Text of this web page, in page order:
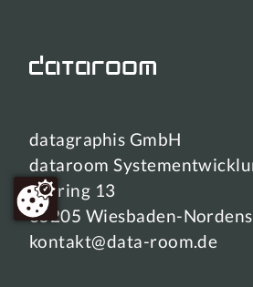
datagraphis GmbH
dataroom
Ostring 13
65205 Wiesbaden-
kontakt@data-room.de